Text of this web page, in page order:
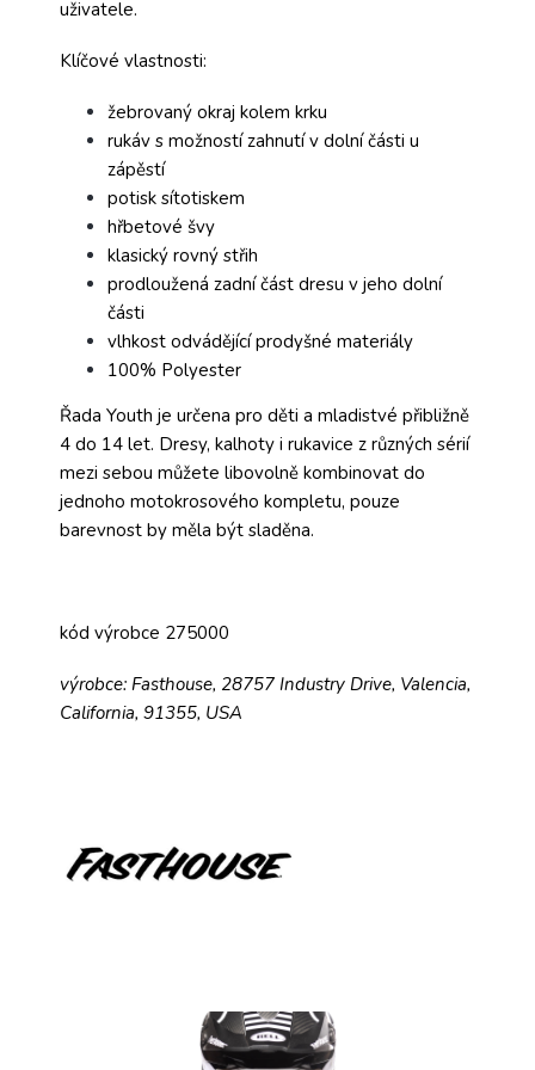
uživatele.
Klíčové vlastnosti:
žebrovaný okraj kolem krku
rukáv s možností zahnutí v dolní části u
zápěstí
potisk sítotiskem
hřbetové švy
klasický rovný střih
prodloužená zadní část dresu v jeho dolní
části
vlhkost odvádějící prodyšné materiály
100% Polyester
Řada Youth je určena pro děti a mladistvé přibližně
4 do 14 let. Dresy, kalhoty i rukavice z různých sérií
mezi sebou můžete libovolně kombinovat do
jednoho motokrosového kompletu, pouze
barevnost by měla být sladěna.
kód výrobce 275000
výrobce: Fasthouse, 28757 Industry Drive, Valencia,
California, 91355, USA